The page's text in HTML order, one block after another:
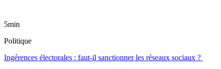
5min
Politique
Ingérences électorales : faut-il sanctionner les réseaux sociaux ?